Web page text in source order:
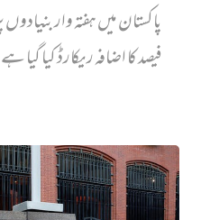
فیصد کا اضافہ ریکارڈ کیا